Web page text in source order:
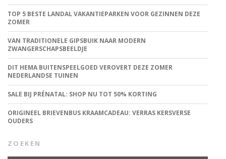
TOP 5 BESTE LANDAL VAKANTIEPARKEN VOOR GEZINNEN DEZE
ZOMER
VAN TRADITIONELE GIPSBUIK NAAR MODERN
ZWANGERSCHAPSBEELDJE
DIT HEMA BUITENSPEELGOED VEROVERT DEZE ZOMER
NEDERLANDSE TUINEN
SALE BIJ PRÉNATAL: SHOP NU TOT 50% KORTING
ORIGINEEL BRIEVENBUS KRAAMCADEAU: VERRAS KERSVERSE
OUDERS
ZOEKEN